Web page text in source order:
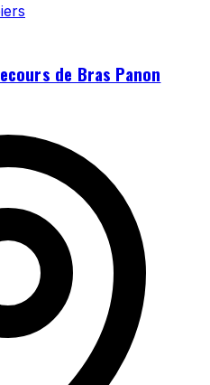
de Bras Panon